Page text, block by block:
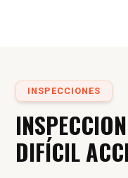
INSPECCIONES
DIFÍCIL